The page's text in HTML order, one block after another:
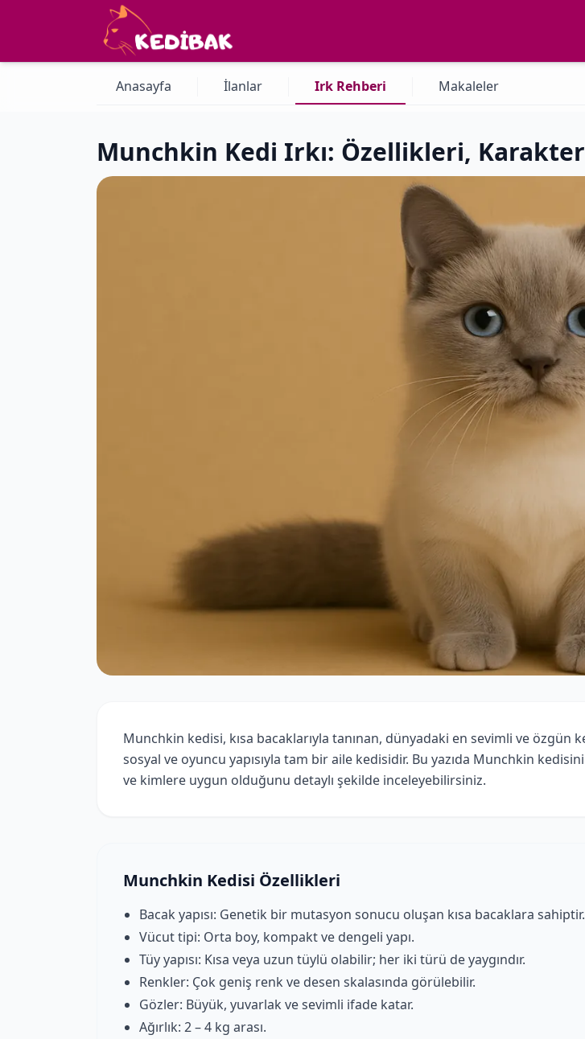
Anasayfa İlanlar Irk Rehberi Makaleler
Munchkin Kedi Irkı: Özellikleri,
Munchkin kedisi, kısa bacaklarıyla tanınan, dünyadaki en sevimli ve özgün
sosyal ve oyuncu yapısıyla tam bir aile kedisidir. Bu yazıda Munchkin
ve kimlere uygun olduğunu detaylı şekilde inceleyebilirsiniz.
Munchkin Kedisi Özellikleri
Bacak yapısı: Genetik bir mutasyon sonucu oluşan kısa bacaklara sahiptir.
Vücut tipi: Orta boy, kompakt ve dengeli yapı.
Tüy yapısı: Kısa veya uzun tüylü olabilir; her iki türü de yaygındır.
Renkler: Çok geniş renk ve desen skalasında görülebilir.
Gözler: Büyük, yuvarlak ve sevimli ifade katar.
Ağırlık: 2 – 4 kg arası.